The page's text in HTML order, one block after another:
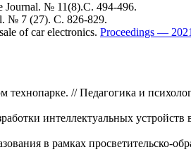
Journal. № 11(8).С. 494-496.
№ 7 (27). С. 826-829.
of car electronics. Proceedings —
// Педагогика и
интеллектуальных
в рамках просветительско-